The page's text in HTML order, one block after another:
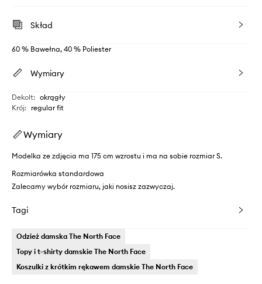
Skład
60 % Bawełna, 40 % Poliester
Wymiary
Dekolt: okrągły
Krój: regular fit
Wymiary
Modelka ze zdjęcia ma 175 cm wzrostu i ma na sobie rozmiar S.
Rozmiarówka standardowa
Zalecamy wybór rozmiaru, jaki nosisz zazwyczaj.
Tagi
Odzież damska The North Face
Topy i t-shirty damskie The North Face
Koszulki z krótkim rękawem damskie The North Face